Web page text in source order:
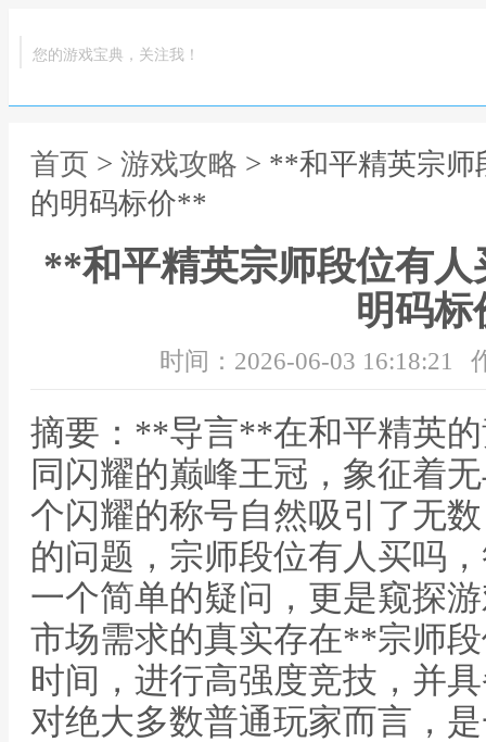
您的游戏宝典，关注我！
首页 > 游戏攻略 > **和平精英宗师
的明码标价**
**和平精英宗师段位有
明码
时间：2026-06-03 16:18:21
摘要：**导言**在和平精英
同闪耀的巅峰王冠，象征着
个闪耀的称号自然吸引了无
的问题，宗师段位有人买吗
一个简单的疑问，更是窥探
市场需求的真实存在**宗师
时间，进行高强度竞技，并
对绝大多数普通玩家而言，